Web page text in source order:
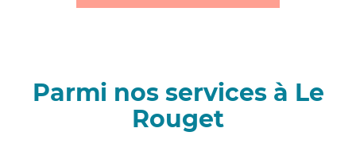
Parmi nos services à Le
Rouget